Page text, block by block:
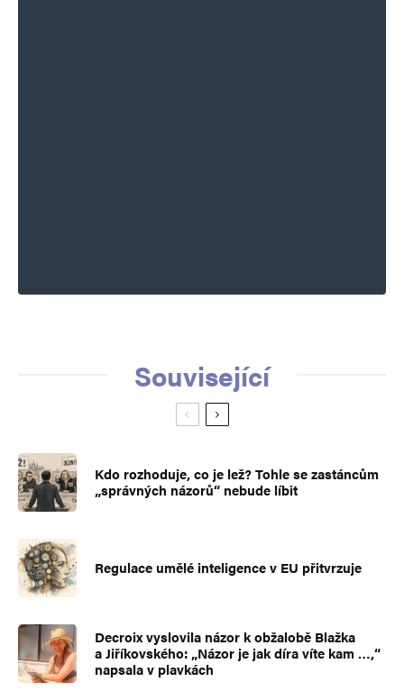
Související
Kdo rozhoduje, co je lež? Tohle se zastáncům
„správných názorů“ nebude líbit
Regulace umělé inteligence v EU přitvrzuje
Decroix vyslovila názor k obžalobě Blažka
a Jiříkovského: „Názor je jak díra víte kam …,“
napsala v plavkách